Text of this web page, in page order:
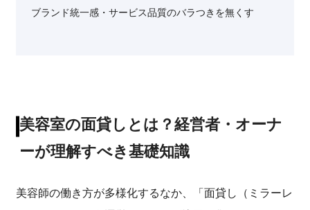
ブランド統一感・サービス品質のバラつきを無くす
美容室の面貸しとは？経営者・オーナ
ーが理解すべき基礎知識
美容師の働き方が多様化するなか、「面貸し（ミラーレ